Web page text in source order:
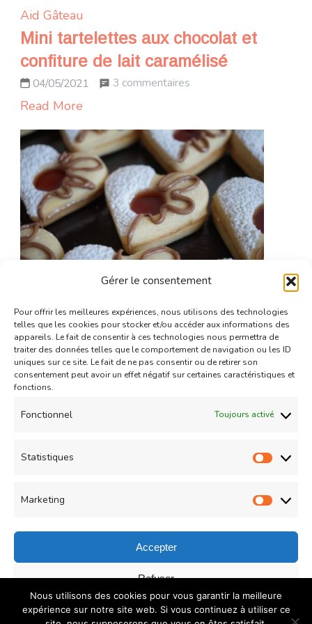
Gérer le consentement
Pour offrir les meilleures expériences, nous utilisons des technologies
telles que les cookies pour stocker et/ou accéder aux informations des
appareils. Le fait de consentir à ces technologies nous permettra de
traiter des données telles que le comportement de navigation ou les ID
uniques sur ce site. Le fait de ne pas consentir ou de retirer son
consentement peut avoir un effet négatif sur certaines caractéristiques et
fonctions.
Fonctionnel Toujours activé
Statistiques
Marketing
Accepter
Refuser
Enregistrer les préférences
Aid Gâteau
Mini tartelettes aux chocolat et
confiture de lait caramélisé
04/05/2021 3 commentaires
aux
chocolat
et
confiture
de
caramélisé
Read More
Aid Gâteau
Coeurs Sablés très fondants
fourrés à la confiture de fraise
04/05/2021
Coeurs
confiture
fraise
Read More
© Copyright 2026COUZINA.fr : Cuisine du Monde. All
Rights Reserved.Recipe Quest | Developed ByWP
Delicious. Powered byWordPress. Politique de
Nous utilisons des cookies pour vous garantir la meilleure
expérience sur notre site web. Si vous continuez à utiliser ce